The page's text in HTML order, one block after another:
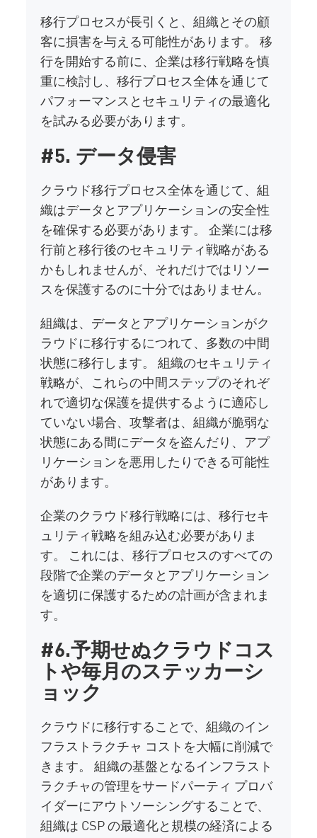
移行プロセスが長引くと、組織とその顧
客に損害を与える可能性があります。 移
行を開始する前に、企業は移行戦略を慎
重に検討し、移行プロセス全体を通じて
パフォーマンスとセキュリティの最適化
を試みる必要があります。
#5. データ侵害
クラウド移行プロセス全体を通じて、組
織はデータとアプリケーションの安全性
を確保する必要があります。 企業には移
行前と移行後のセキュリティ戦略がある
かもしれませんが、それだけではリソー
スを保護するのに十分ではありません。
組織は、データとアプリケーションがク
ラウドに移行するにつれて、多数の中間
状態に移行します。 組織のセキュリティ
戦略が、これらの中間ステップのそれぞ
れで適切な保護を提供するように適応し
ていない場合、攻撃者は、組織が脆弱な
状態にある間にデータを盗んだり、アプ
リケーションを悪用したりできる可能性
があります。
企業のクラウド移行戦略には、移行セキ
ュリティ戦略を組み込む必要がありま
す。 これには、移行プロセスのすべての
段階で企業のデータとアプリケーション
を適切に保護するための計画が含まれま
す。
#6.予期せぬクラウドコス
トや毎月のステッカーシ
ョック
クラウドに移行することで、組織のイン
フラストラクチャ コストを大幅に削減で
きます。 組織の基盤となるインフラスト
ラクチャの管理をサードパーティ プロバ
イダーにアウトソーシングすることで、
組織は CSP の最適化と規模の経済による